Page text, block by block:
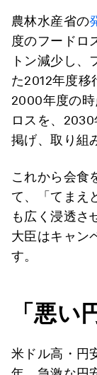
農林水産省の
度のフードロ
トン減少し、
た2012年度移
2000年度の
ロスを、
掲げ、取り組
これから会食
て、「てまえ
も広く浸透さ
大臣はキャン
す。
「悪い
米ドル高・円